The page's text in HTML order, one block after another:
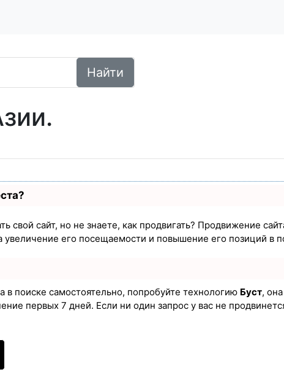
Найти
свой сайт, но не знаете, как продвигать? Продвижение
его посещаемости и повышение его позиций в
в поиске самостоятельно, попробуйте технологию Буст,
первых 7 дней. Если ни один запрос у вас не